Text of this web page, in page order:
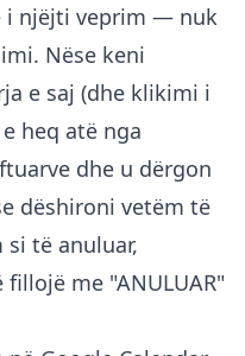
i njëjti veprim — nuk
Nëse keni
e saj (dhe klikimi i
heq atë nga
dhe u dërgon
dëshironi vetëm të
të anuluar,
me "ANULUAR"